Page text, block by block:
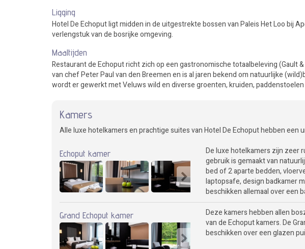
Ligging
Hotel De Echoput ligt midden in de uitgestrekte bossen van Paleis Het Loo bij
verlengstuk van de bosrijke omgeving.
Maaltijden
Restaurant de Echoput richt zich op een gastronomische totaalbeleving (Gault
van chef Peter Paul van den Breemen en is al jaren bekend om natuurlijke
wordt er gewerkt met Veluws wild en diverse groenten, kruiden,
Kamers
Alle luxe hotelkamers en prachtige suites van Hotel De Echoput hebben
Echoput kamer
De luxe hotelkamers zijn zeer
gebruik is gemaakt van
bed of 2 aparte bedden,
laptopsafe, design badkamer
beschikken allemaal over een
Grand Echoput kamer
Deze kamers hebben allen
van de Echoput kamers. De
beschikken over een glazen